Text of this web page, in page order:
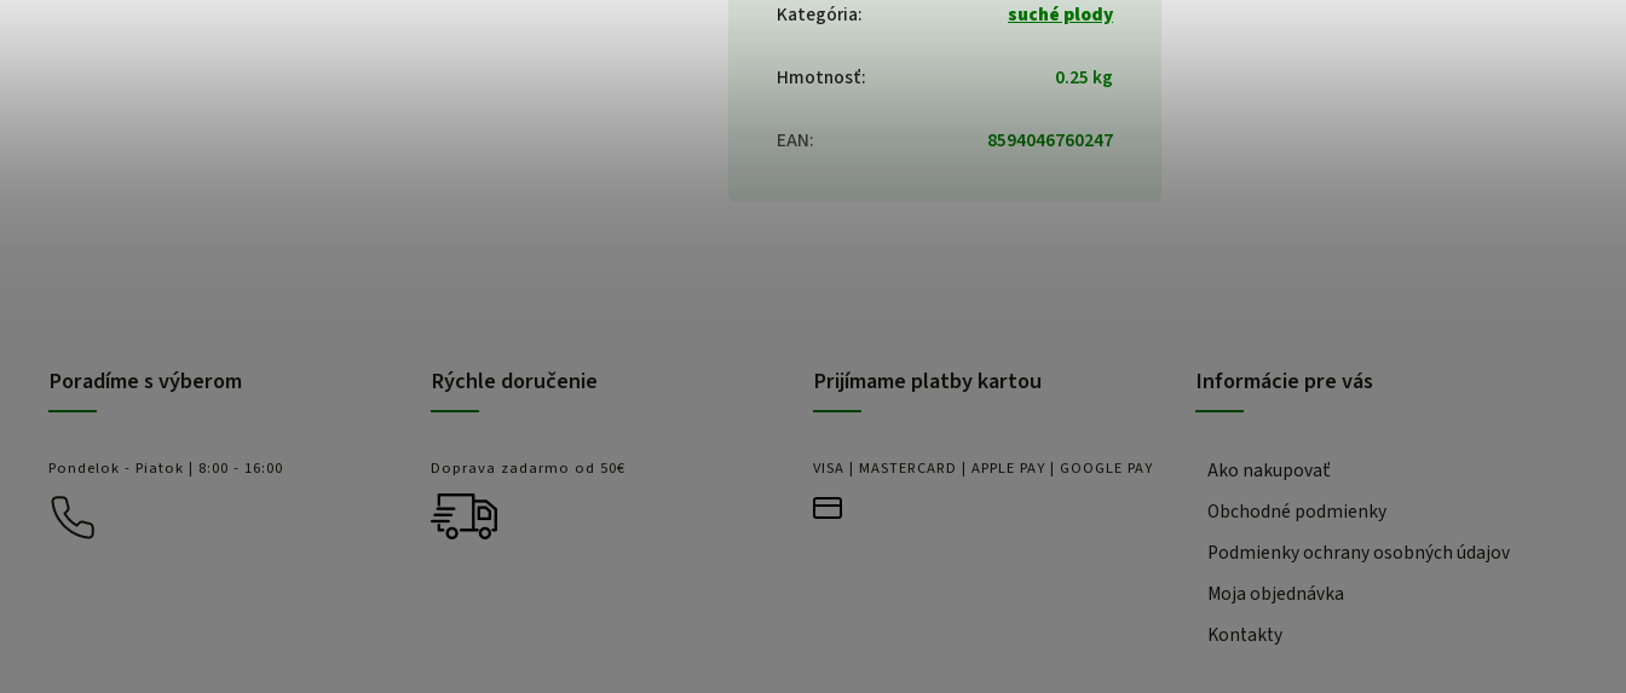
Kategória: suché plody
Hmotnosť: 0.25 kg
EAN: 8594046760247
Poradíme s výberom
Pondelok - Piatok | 8:00 - 16:00
Rýchle doručenie
Doprava zadarmo od 50€
Prijímame platby kartou
VISA | MASTERCARD | APPLE PAY | GOOGLE PAY
Informácie pre vás
Ako nakupovať
Obchodné podmienky
Podmienky ochrany osobných údajov
Moja objednávka
Kontakty